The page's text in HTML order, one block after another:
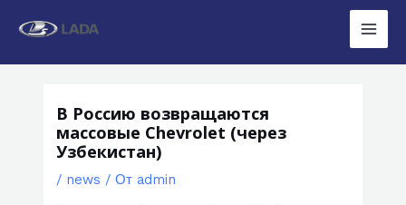
Main
В Россию возвращаются
массовые Chevrolet (через
Узбекистан)
/ news / От admin